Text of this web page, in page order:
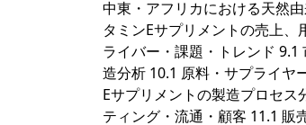
中東・アフリカにおける天然
タミンEサプリメントの売上、
ライバー・課題・トレンド
造分析 10.1 原料・サプライヤ
Eサプリメントの製造プロセ
ティング・流通・顧客 11.1 販